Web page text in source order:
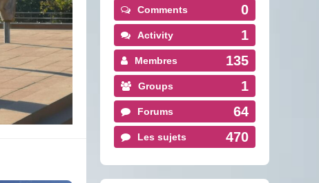
Comments 0
Activity 1
Membres 135
Groups 1
Forums 64
Les sujets 470